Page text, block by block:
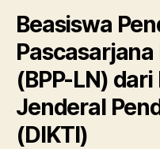
Beasiswa
(BPP-LN)
Jenderal
(DIKTI)